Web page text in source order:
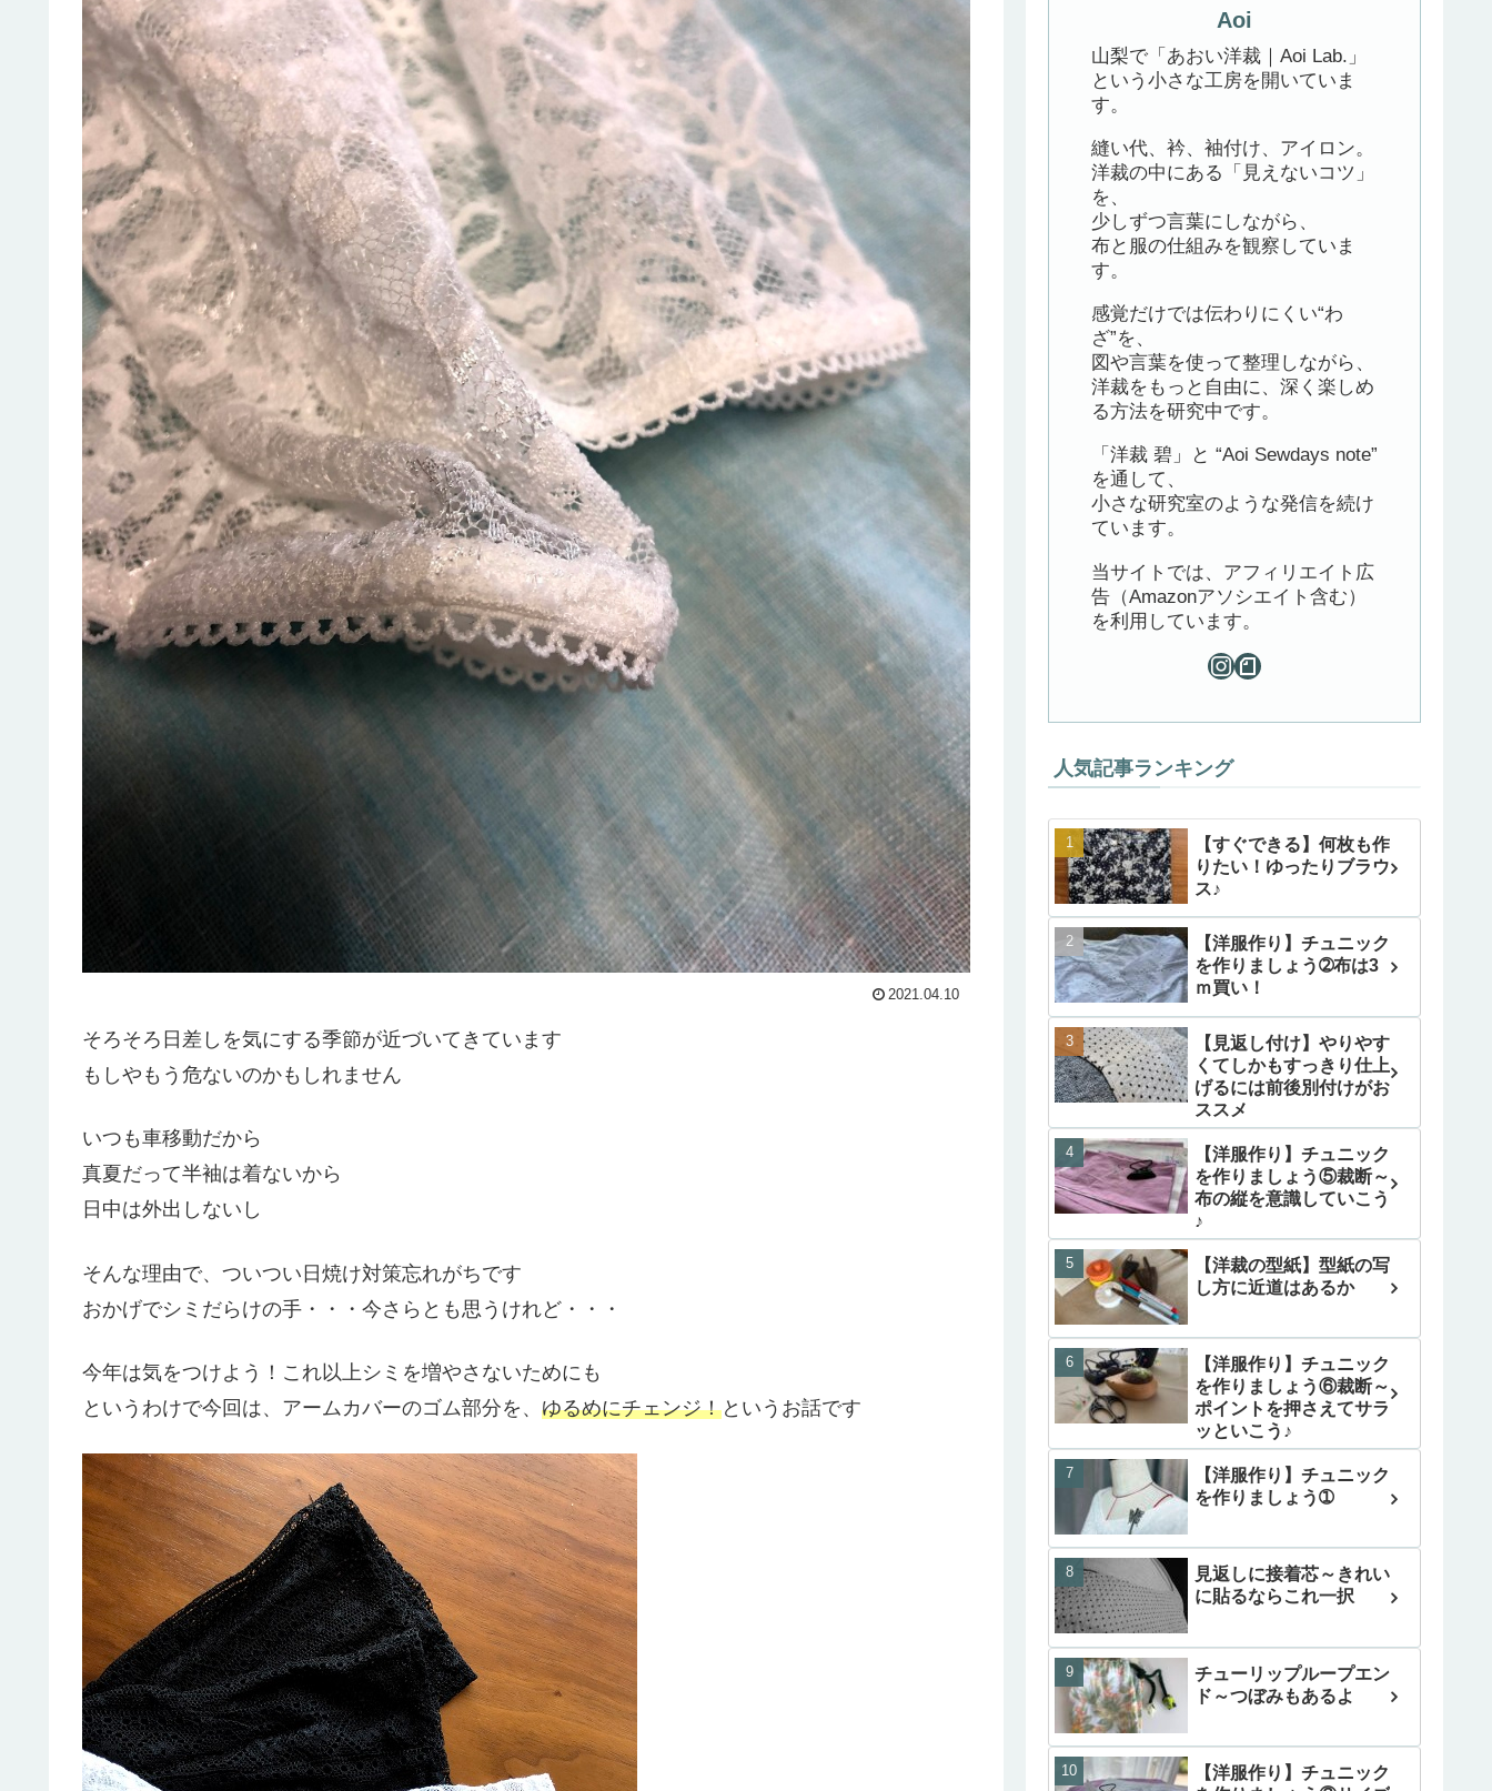
2021.04.10
そろそろ日差しを気にする季節が近づいてきています
もしやもう危ないのかもしれません
いつも車移動だから
真夏だって半袖は着ないから
日中は外出しないし
そんな理由で、ついつい日焼け対策忘れがちです
おかげでシミだらけの手・・・今さらとも思うけれど・・・
今年は気をつけよう！これ以上シミを増やさないためにも
というわけで今回は、アームカバーのゴム部分を、 ゆるめにチェンジ！というお話です
Aoi
山梨で「あおい洋裁｜Aoi Lab.」
という小さな工房を開いていま
す。
縫い代、衿、袖付け、アイロン。
洋裁の中にある「見えないコツ」
を、
少しずつ言葉にしながら、
布と服の仕組みを観察していま
す。
感覚だけでは伝わりにくい“わ
ざ”を、
図や言葉を使って整理しながら、
洋裁をもっと自由に、深く楽しめ
る方法を研究中です。
「洋裁 碧」と “Aoi Sewdays note”
を通して、
小さな研究室のような発信を続け
ています。
当サイトでは、アフィリエイト広
告（Amazonアソシエイト含む）
を利用しています。
人気記事ランキング
【すぐできる】何枚も作
りたい！ゆったりブラウ
ス♪
【洋服作り】チュニック
を作りましょう➁布は3
ｍ買い！
【見返し付け】やりやす
くてしかもすっきり仕上
げるには前後別付けがお
ススメ
【洋服作り】チュニック
を作りましょう⑤裁断～
布の縦を意識していこう
♪
【洋裁の型紙】型紙の写
し方に近道はあるか
【洋服作り】チュニック
を作りましょう⑥裁断～
ポイントを押さえてサラ
ッといこう♪
【洋服作り】チュニック
を作りましょう➀
見返しに接着芯～きれい
に貼るならこれ一択
チューリップループエン
ド～つぼみもあるよ
【洋服作り】チュニック